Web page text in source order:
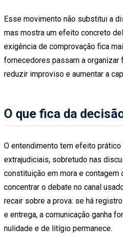
Esse movimento não substitui a
mas mostra um efeito concreto
exigência de comprovação fica
fornecedores passam a organizar
reduzir improviso e aumentar a
O que fica da
O entendimento tem efeito
extrajudiciais, sobretudo nas
constituição em mora e contagem
concentrar o debate no canal
recair sobre a prova: se há
e entrega, a comunicação ganha
nulidade e de litígio permanece.